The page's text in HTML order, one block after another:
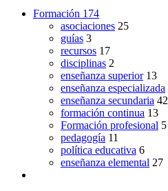
Formación 174
asociaciones 25
guías 3
recursos 17
disciplinas 2
enseñanza superior 13
enseñanza especializada
enseñanza secundaria 42
formación continua 13
Formación profesional 5
pedagogía 11
política educativa 6
enseñanza elemental 27